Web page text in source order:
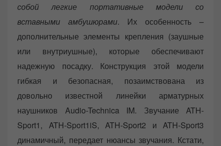
собой легкие портативные модели со
вставными амбушюрами. Их особенность –
дополнительные элементы крепления (заушные
или внутриушные), которые обеспечивают
надежную посадку. Конструкция этой модели
гибкая и безопасная, позаимствована из
довольно известной линейки арматурных
наушников Audio-Technica IM. Звучание ATH-
Sport1, ATH-Sport1iS, ATH-Sport2 и ATH-Sport3
динамичный, передает нюансы звучания. Кстати,